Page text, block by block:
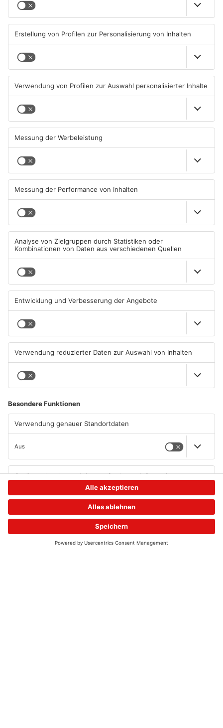
Brände in Seligenstadt,
Waldaschaff und zwischen
Hanau und Kahl
05.08.2026, 06:36 UHR IN
PRIMAVERALAND
Gewässer im Primaveraland
04.08.2026, 15:07 UHR IN
PRIMAVERALAND
Kliniken im Primaveraland
melden mehr Patienten
durch Hitze
04.08.2026, 07:50 UHR IN
PRIMAVERALAND
Schüsse in Langenselbold,
und Miltenberg
03.08.2026, 13:00 UHR IN
PRIMAVERALAND